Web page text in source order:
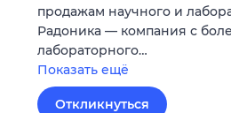
продажам научного и
Радоника — компания с
лабораторного…
Показать ещё
Откликнуться